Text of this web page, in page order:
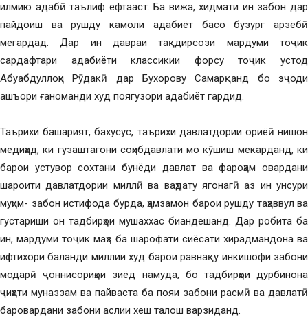
илмию адабӣ таълиф ёфтааст. Ба вижа, хидмати ин забон дар
пайдоиш ва рушду камоли адабиёт басо бузург арзёбӣ
мегардад. Дар ин давраи тақдирсози мардуми тоҷик
сардафтари адабиёти классикии форсу тоҷик устод
Абуабдуллоҳи Рӯдакӣ дар Бухорову Самарқанд бо эҷоди
ашъори ғаноманди худ поягузори адабиёт гардид.
Таърихи башарият, бахусус, таърихи давлатдории ориёӣ нишон
медиҳад, ки гузаштагони соҳибдавлати мо кӯшиш мекарданд, ки
барои устувор сохтани бунёди давлат ва фароҳам овардани
шароити давлатдории миллӣ ва ваҳдату ягонагӣ аз ин унсури
муҳим- забон истифода бурда, ҳамзамон барои рушду таҳаввул ва
густариши он тадбирҳои мушаххас биандешанд. Дар робита ба
ин, мардуми тоҷик маҳз ба шарофати сиёсати хирадмандона ва
ифтихори баланди миллии худ барои равнақу инкишофи забони
модарӣ ҷоннисориҳои зиёд намуда, бо тадбирҳои дурбинона
ҷиҳати муназзам ва пайваста ба пояи забони расмӣ ва давлатӣ
баровардани забони аслии хеш талош варзиданд.